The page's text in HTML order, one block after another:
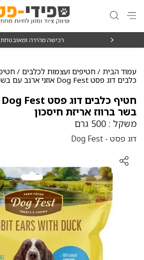
רכישה מהירה ומאובטחת
עמוד הבית / חטיפים ועצמות לכלבים /
כלבים דוג פסט Dog Fest אוזני ארנב עם בשר ברווז אריזת חיסכון
בשר ברווז אריזת חיסכון
משקל : 500 גרם
דוג פסט - Dog Fest